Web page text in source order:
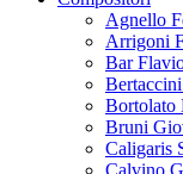
Agnello
Arrigoni
Bar
Bortolato
Bruni
Caligaris
Calvino